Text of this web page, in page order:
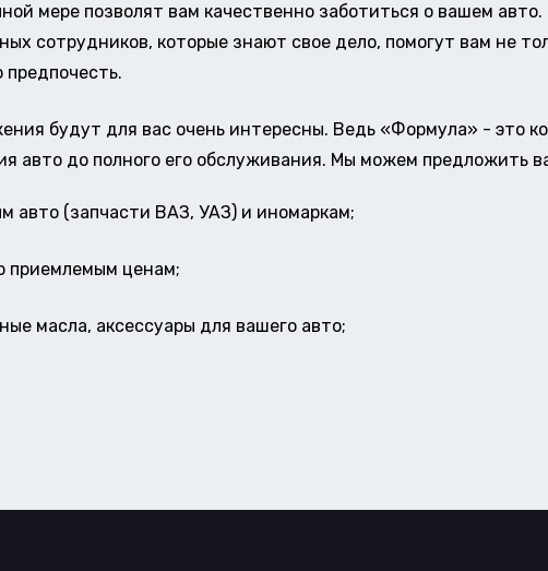
мере позволят вам качественно заботиться о вашем
сотрудников, которые знают свое дело, помогут вам не
будут для вас очень интересны. Ведь «Формула» - это
авто до полного его обслуживания. Мы можем предложить
авто (запчасти ВАЗ, УАЗ) и иномаркам;
приемлемым ценам;
масла, аксессуары для вашего авто;